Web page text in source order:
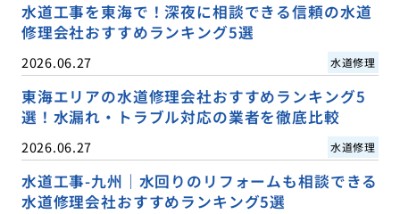
水道工事を東海で！深夜に相談できる信頼の水道
修理会社おすすめランキング5選
2026.06.27 水道修理
東海エリアの水道修理会社おすすめランキング5
選！水漏れ・トラブル対応の業者を徹底比較
2026.06.27 水道修理
水道工事-九州｜水回りのリフォームも相談できる
水道修理会社おすすめランキング5選